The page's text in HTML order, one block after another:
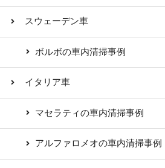
スウェーデン車
ボルボの車内清掃事例
イタリア車
マセラティの車内清掃事例
アルファロメオの車内清掃事例